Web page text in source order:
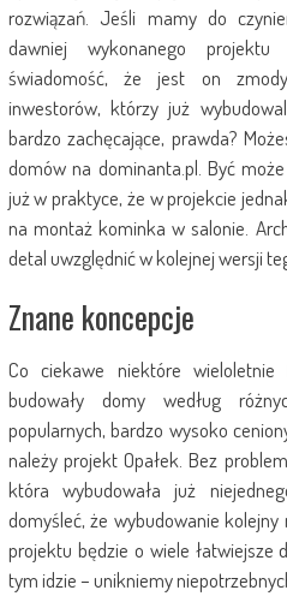
rozwiązań. Jeśli mamy do
dawniej wykonanego
świadomość, że jest on
inwestorów, którzy już
bardzo zachęcające, prawda?
domów na dominanta.pl. Być
już w praktyce, że w projekcie
na montaż kominka w salonie.
detal uwzględnić w kolejnej wersji
Znane koncepcje
Co ciekawe niektóre
budowały domy według
popularnych, bardzo wysoko
należy projekt Opałek. Bez
która wybudowała już
domyśleć, że wybudowanie
projektu będzie o wiele łatwiejsze
tym idzie – unikniemy